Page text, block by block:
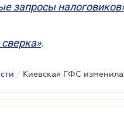
запросы
.
/ Киевская ГФС